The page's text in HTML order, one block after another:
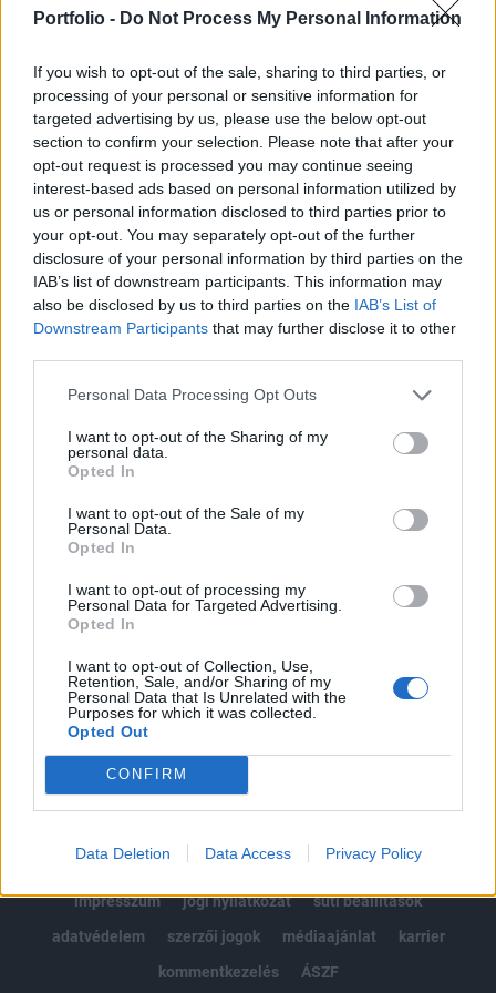
Portfolio - Do Not Process My Personal Information
If you wish to opt-out of the sale, sharing to third parties, or
processing of your personal or sensitive information for
targeted advertising by us, please use the below opt-out
section to confirm your selection. Please note that after your
opt-out request is processed you may continue seeing
interest-based ads based on personal information utilized by
us or personal information disclosed to third parties prior to
your opt-out. You may separately opt-out of the further
disclosure of your personal information by third parties on the
IAB’s list of downstream participants. This information may
also be disclosed by us to third parties on the IAB’s List of
Downstream Participants that may further disclose it to other
Personal Data Processing Opt Outs
I want to opt-out of the Sharing of my
personal data.
Opted In
I want to opt-out of the Sale of my
Personal Data.
Opted In
I want to opt-out of processing my
Personal Data for Targeted Advertising.
Opted In
I want to opt-out of Collection, Use,
Retention, Sale, and/or Sharing of my
Personal Data that Is Unrelated with the
Purposes for which it was collected.
Opted Out
CONFIRM
Data Deletion Data Access Privacy Policy
a piacok.
Európa reggel óta igen nagy mértékben növekedett,
általános optimizmus jellemző a piacra. A tőzsdék a
reggeli 0.5%-os emelkedésről mostanra már a 2%-os
pluszokat ostromolják. A FTSE 100 1.7%-t, a CAC 40 közel
1.8%-t, míg a DAX 1.7%-t tudott növekedni. Makroadatok
közül a német gazdasági hangulatot jellemző ZEW index
látott napvilágot, azonban ez csalódást okozott a
várakozásokhoz...
KEDVES OLVASÓNK!
tartozik, melynek olvasása előfizetéses
regisztrációhoz kötött.
Az előfizetés a következőket tartalmazza:
Kötéslisták: BÉT elmúlt 2 év napon belüli
kötéslistái
Előfizetés
MÁR ELŐFIZETŐNK VAGY?BEJELENTKEZÉS
impresszum
jogi nyilatkozat
süti beállítások
adatvédelem
szerzői jogok médiaajánlat
karrier
kommentkezelés
ÁSZF